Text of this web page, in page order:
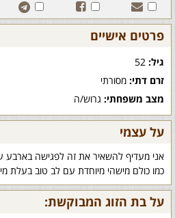
פרטים אישיים
גיל:
זרם דתי: מסורתי
מצב משפחתי: גרוש/ה
על עצמי
אני מעדיף להשאיר את זה לפגישה בארבע
כמו כולם מישהי מיוחדת עם לב טוב בעלת
על בת הזוג המבוקשת: